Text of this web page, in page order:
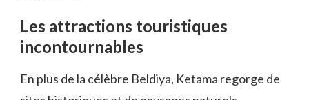
Les attractions touristiques
incontournables
En plus de la célèbre Beldiya, Ketama regorge de